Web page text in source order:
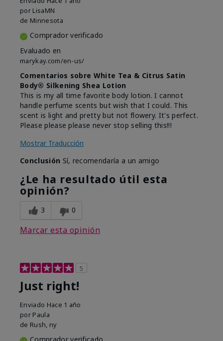
por LisaMN
de Minnesota
Comprador verificado
Evaluado en
marykay.com/en-us/
Comentarios sobre White Tea & Citrus Satin
Body® Silkening Shea Lotion
This is my all time favorite body lotion. I cannot
handle perfume scents but wish that I could. This
scent is light and pretty but not flowery. It's perfect.
Please please please never stop selling this!!!
Mostrar Traducción
Conclusión Sí, recomendaría a un amigo
¿Le ha resultado útil esta
opinión?
3 0
Marcar esta opinión
5
Just right!
Enviado Hace 1 año
por Paula
de Rush, ny